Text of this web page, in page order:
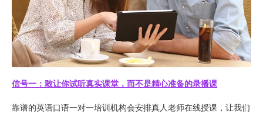
信号一：敢让你试听真实课堂，而不是精心准备的录播课
靠谱的英语口语一对一培训机构会安排真人老师在线授课，让我们